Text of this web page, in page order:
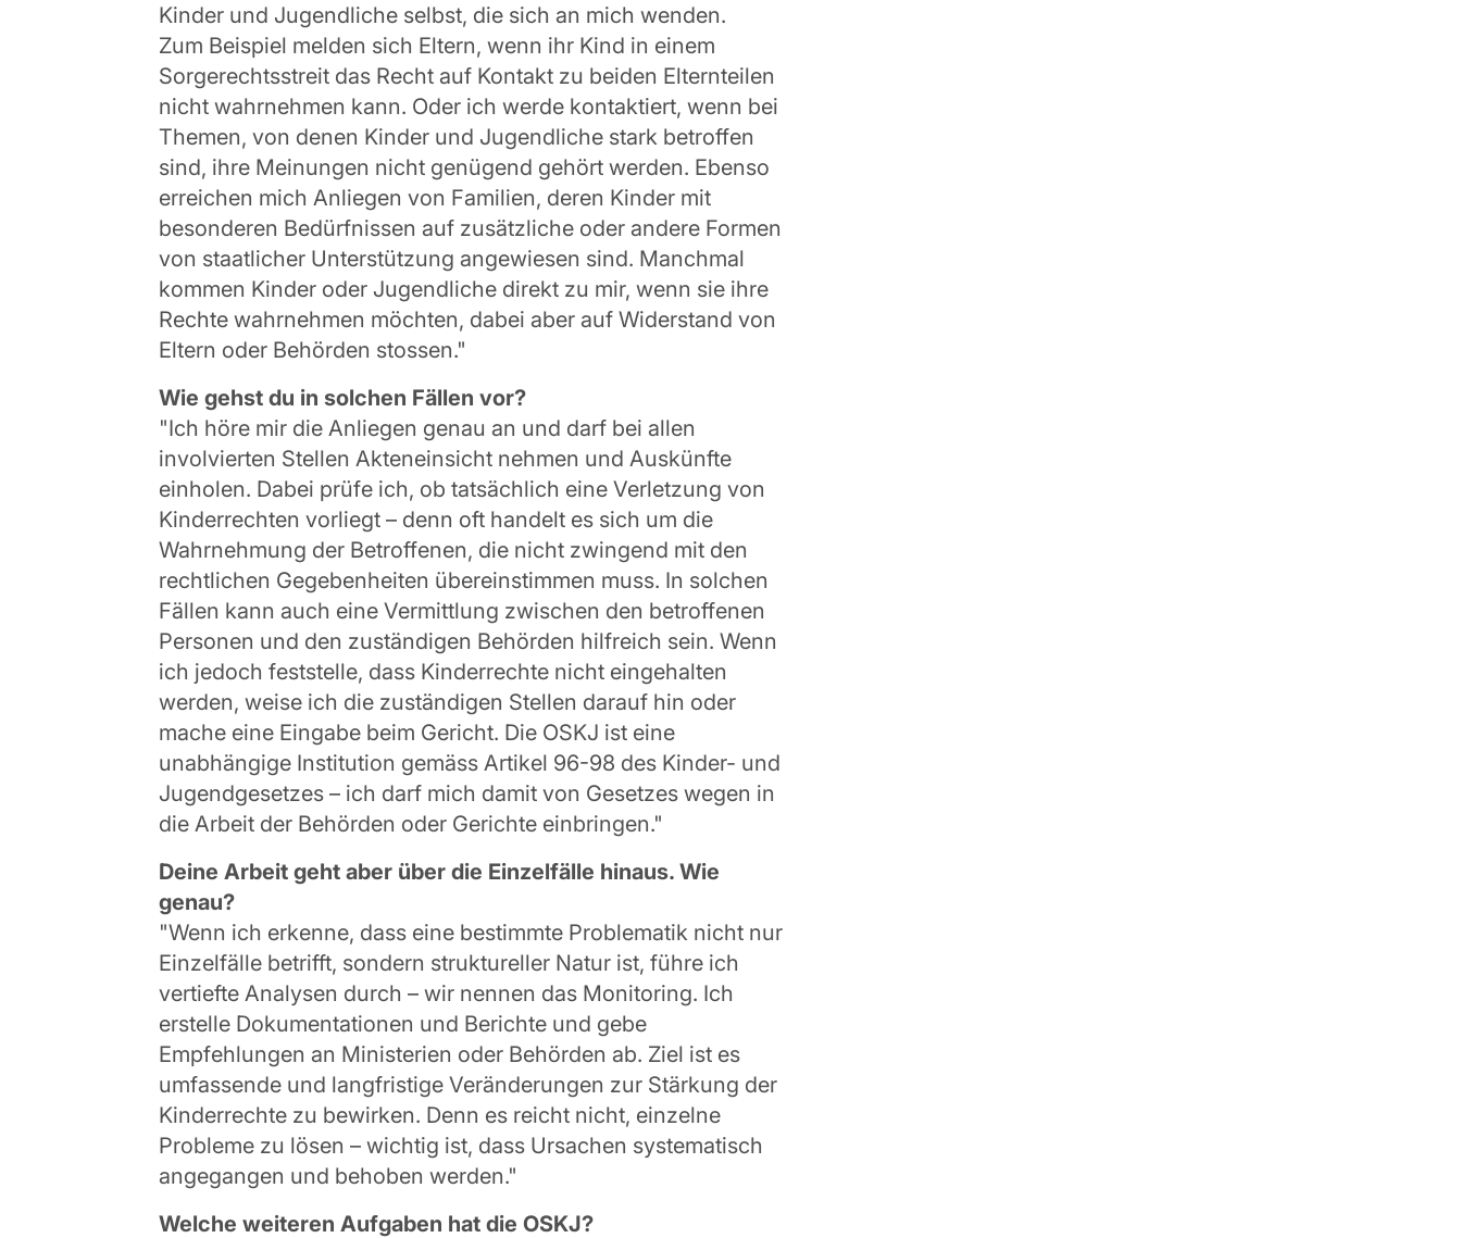
Kinder und Jugendliche selbst, die sich an mich wenden.
Zum Beispiel melden sich Eltern, wenn ihr Kind in einem
Sorgerechtsstreit das Recht auf Kontakt zu beiden Elternteilen
nicht wahrnehmen kann. Oder ich werde kontaktiert, wenn bei
Themen, von denen Kinder und Jugendliche stark betroffen
sind, ihre Meinungen nicht genügend gehört werden. Ebenso
erreichen mich Anliegen von Familien, deren Kinder mit
besonderen Bedürfnissen auf zusätzliche oder andere Formen
von staatlicher Unterstützung angewiesen sind. Manchmal
kommen Kinder oder Jugendliche direkt zu mir, wenn sie ihre
Rechte wahrnehmen möchten, dabei aber auf Widerstand von
Eltern oder Behörden stossen."
Wie gehst du in solchen Fällen vor?
"Ich höre mir die Anliegen genau an und darf bei allen
involvierten Stellen Akteneinsicht nehmen und Auskünfte
einholen. Dabei prüfe ich, ob tatsächlich eine Verletzung von
Kinderrechten vorliegt – denn oft handelt es sich um die
Wahrnehmung der Betroffenen, die nicht zwingend mit den
rechtlichen Gegebenheiten übereinstimmen muss. In solchen
Fällen kann auch eine Vermittlung zwischen den betroffenen
Personen und den zuständigen Behörden hilfreich sein. Wenn
ich jedoch feststelle, dass Kinderrechte nicht eingehalten
werden, weise ich die zuständigen Stellen darauf hin oder
mache eine Eingabe beim Gericht. Die OSKJ ist eine
unabhängige Institution gemäss Artikel 96-98 des Kinder- und
Jugendgesetzes – ich darf mich damit von Gesetzes wegen in
die Arbeit der Behörden oder Gerichte einbringen."
Deine Arbeit geht aber über die Einzelfälle hinaus. Wie
genau?
"Wenn ich erkenne, dass eine bestimmte Problematik nicht nur
Einzelfälle betrifft, sondern struktureller Natur ist, führe ich
vertiefte Analysen durch – wir nennen das Monitoring. Ich
erstelle Dokumentationen und Berichte und gebe
Empfehlungen an Ministerien oder Behörden ab. Ziel ist es
umfassende und langfristige Veränderungen zur Stärkung der
Kinderrechte zu bewirken. Denn es reicht nicht, einzelne
Probleme zu lösen – wichtig ist, dass Ursachen systematisch
angegangen und behoben werden."
Welche weiteren Aufgaben hat die OSKJ?